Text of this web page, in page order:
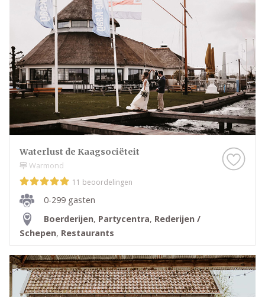
Op deze pagina vergelijk je eenvoudig alle
trouwlocaties in Teylingen. Bekijk de verschillende
plekken, ontdek welke sfeer het beste bij jullie
bruiloft past en plan een bezichtiging bij de locatie
die aansluit bij jouw wensen.
Waterlust de Kaagsociëteit
Warmond
11 beoordelingen
0-299 gasten
Boerderijen, Partycentra, Rederijen /
Schepen, Restaurants